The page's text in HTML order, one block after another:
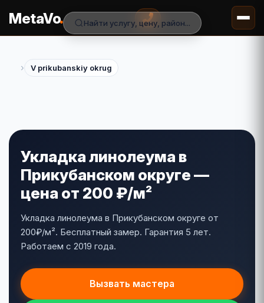
MetaVo.
› V prikubanskiy okrug
Укладка линолеума в
Прикубанском округе —
цена от 200 ₽/м²
Укладка линолеума в Прикубанском округе от
200₽/м². Бесплатный замер. Гарантия 5 лет.
Работаем с 2019 года.
Вызвать мастера
Найти услугу, цену, район...